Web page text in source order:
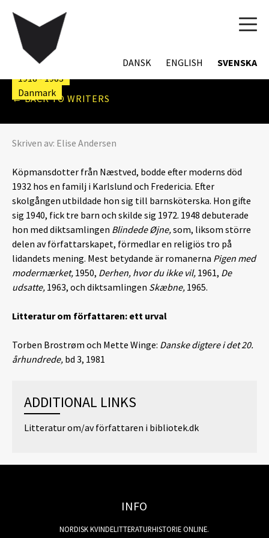
DANSK ENGLISH SVENSKA
← BACK TO WRITERS
INGE HAAGENSEN
1918 - 1983
Danmark
Skriven av: Elise Andersen
Köpmansdotter från Næstved, bodde efter moderns död
1932 hos en familj i Karlslund och Fredericia. Efter
skolgången utbildade hon sig till barnsköterska. Hon gifte
sig 1940, fick tre barn och skilde sig 1972. 1948 debuterade
hon med diktsamlingen Blindede Øjne,som, liksom större
delen av författarskapet, förmedlar en religiös tro på
lidandets mening. Mest betydande är romanerna Pigen med
modermærket, 1950, Derhen, hvor du ikke vil, 1961, De
udsatte, 1963, och diktsamlingen Skæbne, 1965.
Litteratur om författaren: ett urval
Torben Brostrøm och Mette Winge: Danske digtere i det 20.
århundrede, bd 3, 1981
ADDITIONAL LINKS
Litteratur om/av författaren i bibliotek.dk
INFO
NORDISK KVINDELITTERATURHISTORIE ONLINE.